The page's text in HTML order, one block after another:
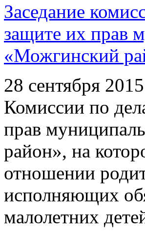
Заседание
защите их прав
«Можгинский
28 сентября
Комиссии по
прав
район», на
отношении
исполняющих
малолетних